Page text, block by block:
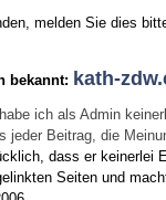
melden Sie dies
bekannt: kath-
ich als Admin
Beitrag, die
dass er
Seiten und